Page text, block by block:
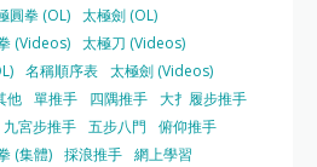
圓拳 (OL) 太極劍 (OL)
(Videos) 太極刀 (Videos)
名稱順序表 太極劍 (Videos)
他 單推手 四隅推手 大扌履步推手
九宮步推手 五步八門
俯仰推手
(集體) 採浪推手 網上學習